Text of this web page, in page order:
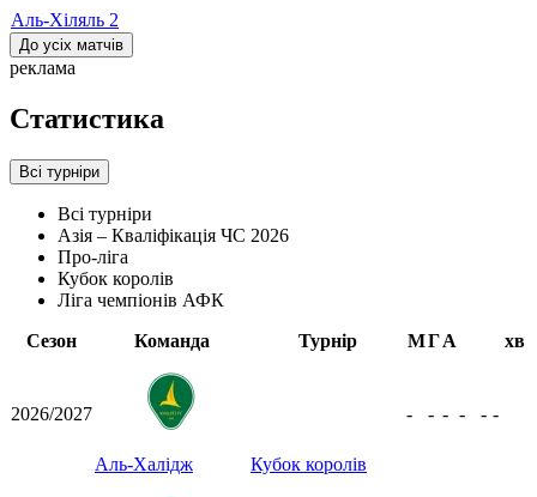
Аль-Хіляль 2
До усіх матчів
реклама
Статистика
Всі турніри
Всі турніри
Азія – Кваліфікація ЧС 2026
Про-ліга
Кубок королів
Ліга чемпіонів АФК
Сезон
Команда Турнір МГА хв
2026/2027
Аль-Халідж Кубок королів
- - - - - -